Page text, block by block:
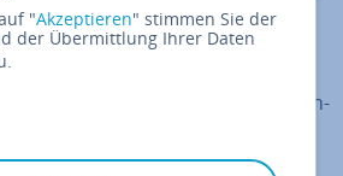
ef­fi­zi­en­te Methode, um Daten
zu grup­pie­ren, zu
Durch die dy­na­mi­sche Grö­
Sie Elemente je nach An­for­de­run­
oder entfernen. Arrays sind
Werkzeug in der PHP-Pro­
"Akzeptieren" stimmen Sie der
der Übermittlung Ihrer Daten